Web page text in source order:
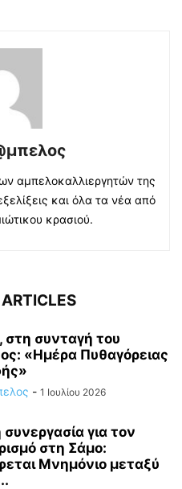
αμπελοκαλλιεργητών της
και όλα τα νέα από
κρασιού.
στη συνταγή του
«Ημέρα Πυθαγόρειας
- 1 Ιουλίου 2026
συνεργασία για τον
στη Σάμο:
Μνημόνιο μεταξύ